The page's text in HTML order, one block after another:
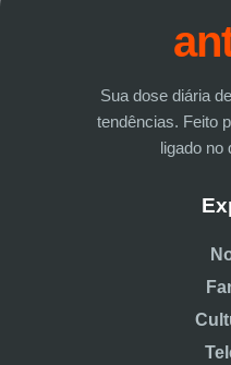
Sua dose diária
tendências. Feito
ligado no